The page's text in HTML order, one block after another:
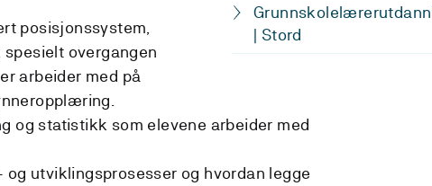
| Stord
posisjonssystem,
overgangen
arbeider med på
og statistikk som elevene arbeider med
utviklingsprosesser og hvordan legge